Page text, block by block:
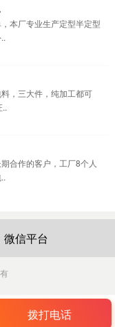
本厂专业生产定型半定型
，三大件，纯加工都可
合作的客户，工厂8个人
拨打电话
微信平台